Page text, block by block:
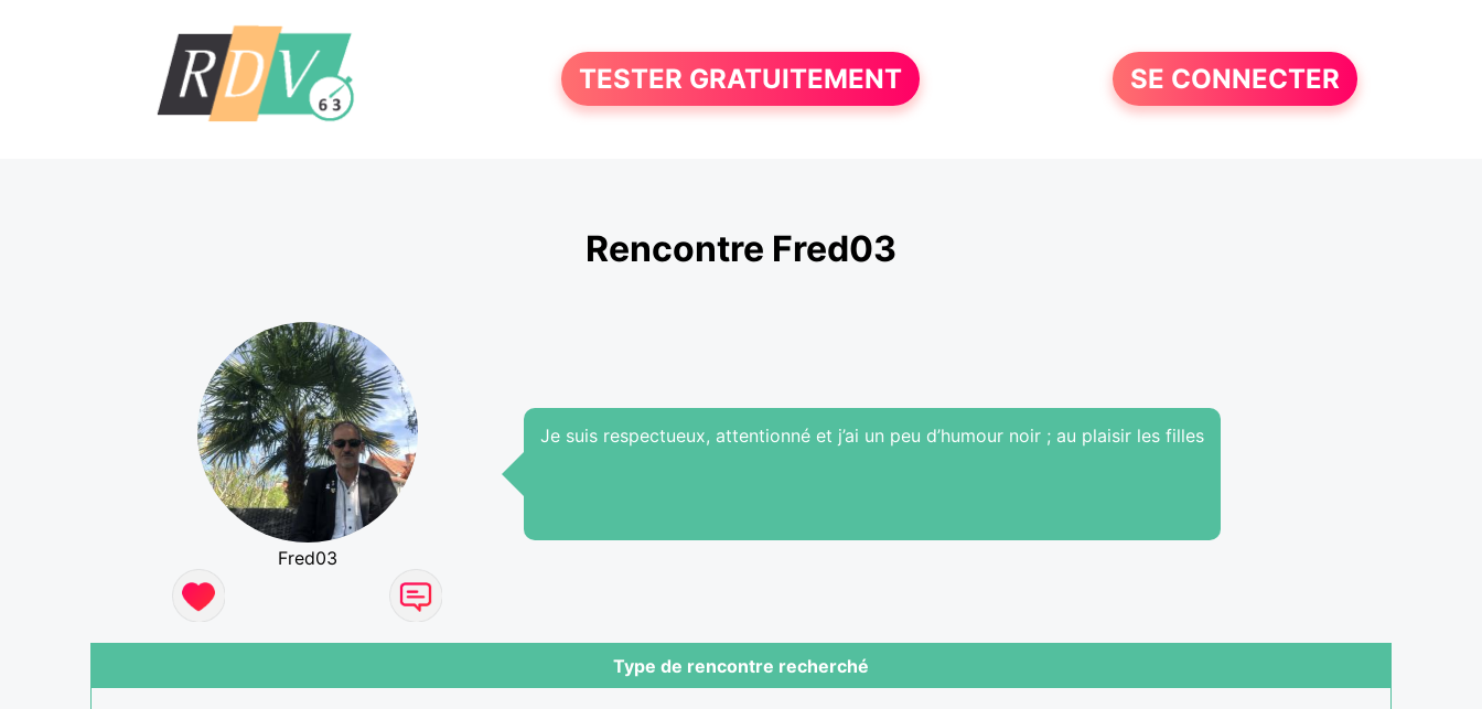
TESTER GRATUITEMENT SE CONNECTER
Rencontre Fred03
Fred03
Je suis respectueux, attentionné et j’ai un peu d’humour noir ; au plaisir les filles
Type de rencontre recherché